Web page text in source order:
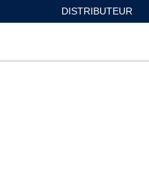
DISTRIBUTEUR